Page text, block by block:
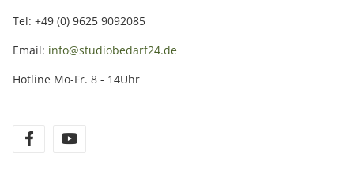
Tel: +49 (0) 9625 9092085
Email: info@studiobedarf24.de
Hotline Mo-Fr. 8 - 14Uhr